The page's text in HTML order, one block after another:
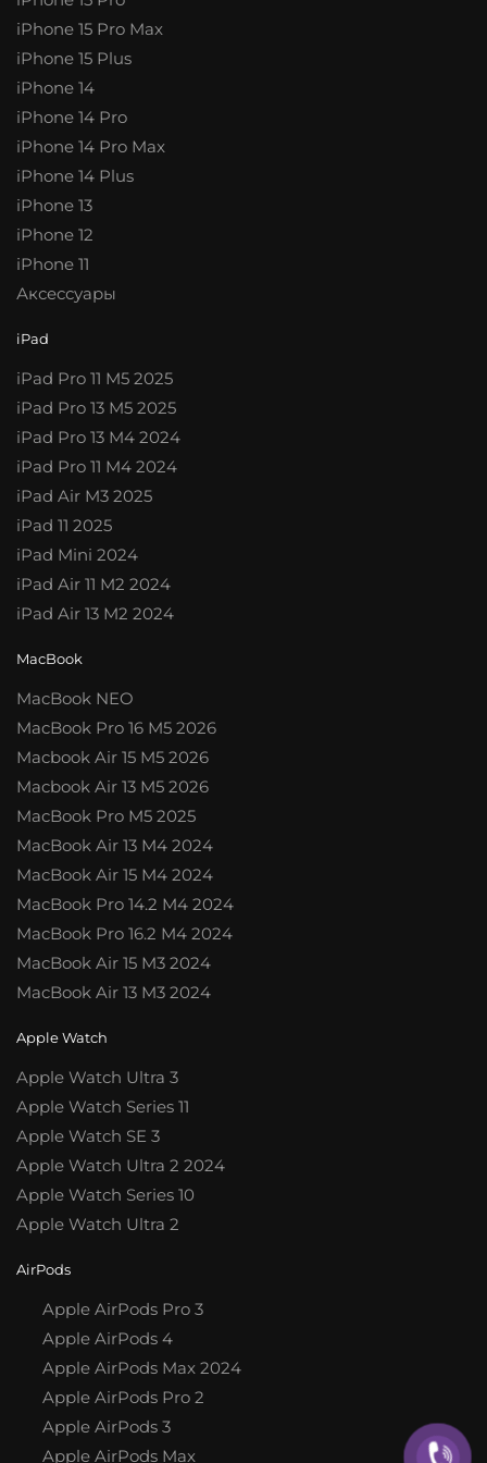
iPhone 15 Pro Max
iPhone 15 Plus
iPhone 14
iPhone 14 Pro
iPhone 14 Pro Max
iPhone 14 Plus
iPhone 13
iPhone 12
iPhone 11
Аксессуары
iPad
iPad Pro 11 M5 2025
iPad Pro 13 M5 2025
iPad Pro 13 M4 2024
iPad Pro 11 M4 2024
iPad Air M3 2025
iPad 11 2025
iPad Mini 2024
iPad Air 11 M2 2024
iPad Air 13 M2 2024
MacBook
MacBook NEO
MacBook Pro 16 M5 2026
Macbook Air 15 M5 2026
Macbook Air 13 M5 2026
MacBook Pro M5 2025
MacBook Air 13 M4 2024
MacBook Air 15 M4 2024
MacBook Pro 14.2 M4 2024
MacBook Pro 16.2 M4 2024
MacBook Air 15 M3 2024
MacBook Air 13 M3 2024
Apple Watch
Apple Watch Ultra 3
Apple Watch Series 11
Apple Watch SE 3
Apple Watch Ultra 2 2024
Apple Watch Series 10
Apple Watch Ultra 2
AirPods
Apple AirPods Pro 3
Apple AirPods 4
Apple AirPods Max 2024
Apple AirPods Pro 2
Apple AirPods 3
Apple AirPods Max